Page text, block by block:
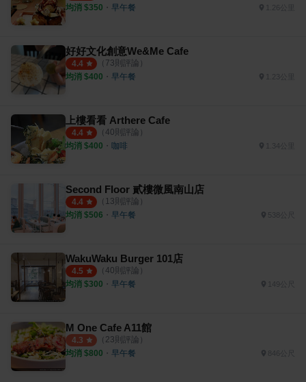
均消 $350 ・ 早午餐
好好文化創意We&Me Cafe
4.4 （ 73則評論）
均消 $400 ・ 早午餐
上樓看看 Arthere Cafe
4.4 （ 40則評論）
均消 $400 ・ 咖啡 1.34公里
Second Floor 貳樓微風南山店
4.4 （ 13則評論）
均消 $506 ・ 早午餐 538公尺
WakuWaku Burger 101店
4.5 （ 40則評論）
均消 $300 ・ 早午餐 149公尺
M One Cafe A11館
4.3 （ 23則評論）
均消 $800 ・ 早午餐 846公尺